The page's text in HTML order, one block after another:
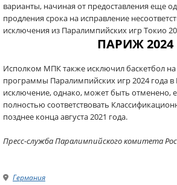
варианты, начиная от предоставления еще
продления срока на исправление
исключения из Паралимпийских игр Токио
ПАРИЖ 2024
Исполком МПК также исключил баскетбол на
программы Паралимпийских игр 2024 года в
исключение, однако, может быть отменено,
полностью соответствовать
позднее конца августа 2021 года.
Пресс-служба Паралимпийского комитета
Германия